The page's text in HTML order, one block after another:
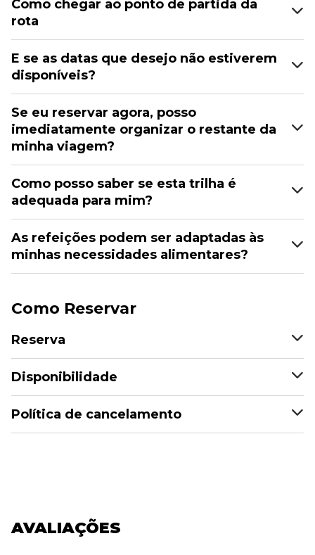
Como chegar ao ponto de partida da
rota
E se as datas que desejo não estiverem
disponíveis?
Se eu reservar agora, posso
imediatamente organizar o restante da
minha viagem?
Como posso saber se esta trilha é
adequada para mim?
As refeições podem ser adaptadas às
minhas necessidades alimentares?
Como Reservar
Reserva
Disponibilidade
Política de cancelamento
AVALIAÇÕES